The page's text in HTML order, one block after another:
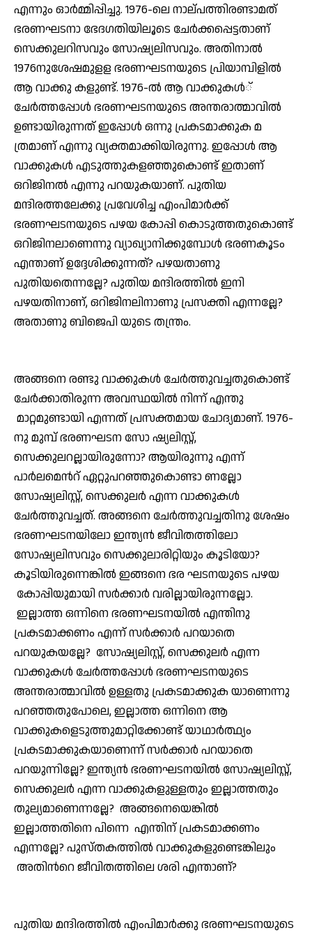
എന്നും ഓര്‍മ്മിപ്പിച്ചു. 1976-ലെ നാല്പത്തിരണ്ടാമത്
ഭരണഘടനാ ഭേദഗതിയിലൂടെ ചേര്‍ക്കപ്പെട്ടതാണ്
സെക്കുലറിസവും സോഷ്യലിസവും. അതിനാല്‍
1976നുശേഷമുളള ഭരണഘടനയുടെ പ്രിയാമ്പിളില്‍
ആ വാക്കു കളുണ്ട്. 1976-ല്‍ ആ വാക്കുകള്‍്
ചേര്‍ത്തപ്പോള്‍ ഭരണഘടനയുടെ അന്തരാത്മാവില്‍
ഉണ്ടായിരുന്നത് ഇപ്പോള്‍ ഒന്നു പ്രകടമാക്കുക മ
ത്രമാണ് എന്നു വ്യക്തമാക്കിയിരുന്നു. ഇപ്പോള്‍ ആ
വാക്കുകള്‍ എടുത്തുകളഞ്ഞുകൊണ്ട് ഇതാണ്
ഒറിജിനല്‍ എന്നു പറയുകയാണ്. പുതിയ
മന്ദിരത്തലേക്കു പ്രവേശിച്ച എംപിമാര്‍ക്ക്
ഭരണഘടനയുടെ പഴയ കോപ്പി കൊടുത്തതുകൊണ്ട്
ഒറിജിനലാണെന്നു വ്യാഖ്യാനിക്കുമ്പോള്‍ ഭരണകൂടം
എന്താണ് ഉദ്ദേശിക്കുന്നത്? പഴയതാണു
പുതിയതെന്നല്ലേ? പുതിയ മന്ദിരത്തില്‍ ഇനി
പഴയതിനാണ്, ഒറിജിനലിനാണു പ്രസക്തി എന്നല്ലേ?
അതാണു ബിജെപി യുടെ തന്ത്രം.
അങ്ങനെ രണ്ടു വാക്കുകള്‍ ചേര്‍ത്തുവച്ചതുകൊണ്ട്
ചേര്‍ക്കാതിരുന്ന അവസ്ഥയില്‍ നിന്ന് എന്തു
മാറ്റമുണ്ടായി എന്നത് പ്രസക്തമായ ചോദ്യമാണ്. 1976-
നു മുമ്പ് ഭരണഘടന സോ ഷ്യലിസ്റ്റ്,
സെക്കുലറല്ലായിരുന്നോ? ആയിരുന്നു എന്ന്
പാര്‍ലമെന്‍റ് ഏറ്റുപറഞ്ഞുകൊണ്ടാ ണല്ലോ
സോഷ്യലിസ്റ്റ്, സെക്കുലര്‍ എന്ന വാക്കുകള്‍
ചേര്‍ത്തുവച്ചത്. അങ്ങനെ ചേര്‍ത്തുവച്ചതിനു ശേഷം
ഭരണഘടനയിലോ ഇന്ത്യന്‍ ജീവിതത്തിലോ
സോഷ്യലിസവും സെക്കുലാരിറ്റിയും കൂടിയോ?
കൂടിയിരുന്നെങ്കില്‍ ഇങ്ങനെ ഭര ഘടനയുടെ പഴയ
കോപ്പിയുമായി സര്‍ക്കാര്‍ വരില്ലായിരുന്നല്ലോ.
ഇല്ലാത്ത ഒന്നിനെ ഭരണഘടനയില്‍ എന്തിനു
പ്രകടമാക്കണം എന്ന് സര്‍ക്കാര്‍ പറയാതെ
പറയുകയല്ലേ? സോഷ്യലിസ്റ്റ്, സെക്കുലര്‍ എന്ന
വാക്കുകള്‍ ചേര്‍ത്തപ്പോള്‍ ഭരണഘടനയുടെ
അന്തരാത്മാവില്‍ ഉള്ളതു പ്രകടമാക്കുക യാണെന്നു
പറഞ്ഞതുപോലെ, ഇല്ലാത്ത ഒന്നിനെ ആ
വാക്കുകളെടുത്തുമാറ്റിക്കോണ്ട് യാഥാര്‍ത്ഥ്യം
പ്രകടമാക്കുകയാണെന്ന് സര്‍ക്കാര്‍ പറയാതെ
പറയുന്നില്ലേ? ഇന്ത്യന്‍ ഭരണഘടനയില്‍ സോഷ്യലിസ്റ്റ്,
സെക്കുലര്‍ എന്ന വാക്കുകളുള്ളതും ഇല്ലാത്തതും
തുല്യമാണെന്നല്ലേ? അങ്ങനെയെങ്കില്‍
ഇല്ലാത്തതിനെ പിന്നെ എന്തിന് പ്രകടമാക്കണം
എന്നല്ലേ? പുസ്തകത്തില്‍ വാക്കുകളുണ്ടെങ്കിലും
അതിന്‍റെ ജീവിതത്തിലെ ശരി എന്താണ്?
പുതിയ മന്ദിരത്തില്‍ എംപിമാര്‍ക്കു ഭരണഘടനയുടെ